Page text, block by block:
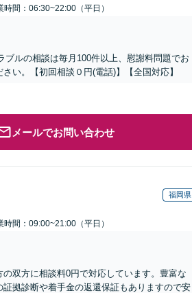
時間：06:30~22:00（平日）
ブルの相談は毎月100件以上、慰謝料問題でお
い。【初回相談０円(電話)】【全国対応】
メールでお問い合わせ
福岡県
時間：09:00~21:00（平日）
双方に相談料0円で対応しています。豊富な
拠診断や着手金の返還保証もありますので安